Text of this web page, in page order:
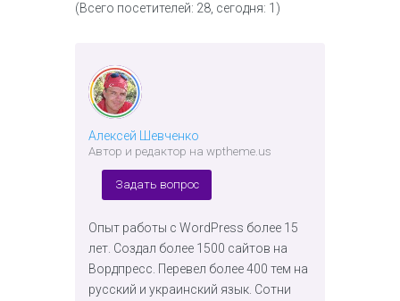
(Всего посетителей: 28, сегодня: 1)
Алексей Шевченко
Автор и редактор на wptheme.us
Задать вопрос
Опыт работы с WordPress более 15
лет. Создал более 1500 сайтов на
Вордпресс. Перевел более 400 тем на
русский и украинский язык. Сотни